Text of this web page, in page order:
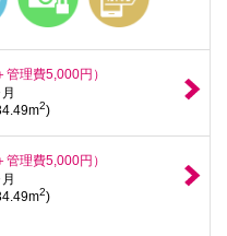
管理費5,000円）
2)
管理費5,000円）
2)